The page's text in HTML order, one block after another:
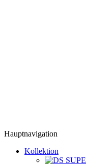
Hauptnavigation
Kollektion